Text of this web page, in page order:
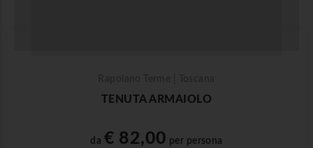
TENUTA ARMAIOLO
da € 82,00 per persona